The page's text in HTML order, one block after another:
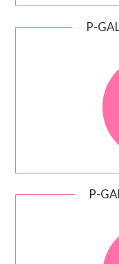
P-
P-